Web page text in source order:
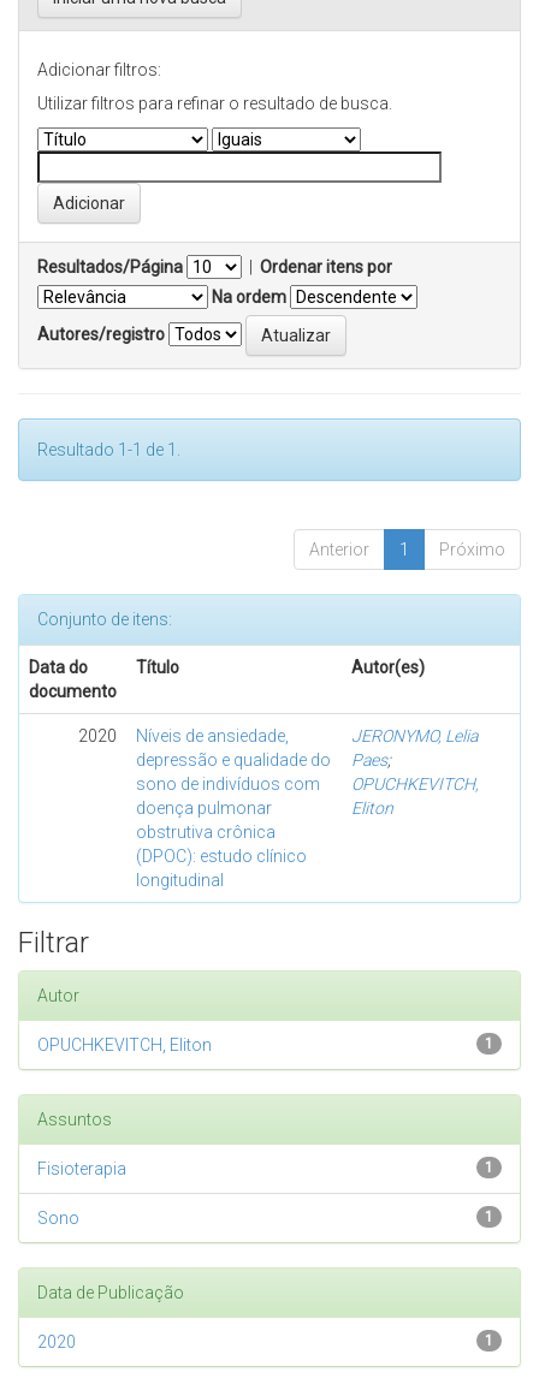
Adicionar filtros:
Utilizar filtros para refinar o resultado de busca.
Resultados/Página
Ordenar itens por
Na ordem
Autores/registro
Resultado 1-1 de 1.
Anterior 1 Próximo
Conjunto de itens:
Data do
documento
Título Autor(es)
2020
Níveis de ansiedade,
depressão e qualidade do
sono de indivíduos com
doença pulmonar
obstrutiva crônica
(DPOC): estudo clínico
longitudinal
JERONYMO, Lelia
Paes;
OPUCHKEVITCH,
Eliton
Filtrar
Autor
1
OPUCHKEVITCH, Eliton
Assuntos
1
Fisioterapia
1
Sono
Data de Publicação
1
2020